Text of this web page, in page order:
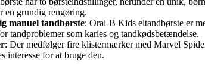
en grundig rengøring.
manuel tandbørste: Oral-B Kids eltandbørste er
tandproblemer som karies og tandkødsbetændelse.
: Der medfølger fire klistermærker med Marvel
interesse for at bruge den.